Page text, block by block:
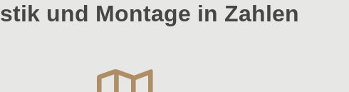
und Montage in Zahlen